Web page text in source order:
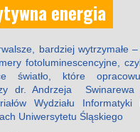
energia
bardziej wytrzymałe
fotoluminescencyjne,
światło, które
dr. Andrzeja Swinarewa
Wydziału
Uniwersytetu Śląskiego